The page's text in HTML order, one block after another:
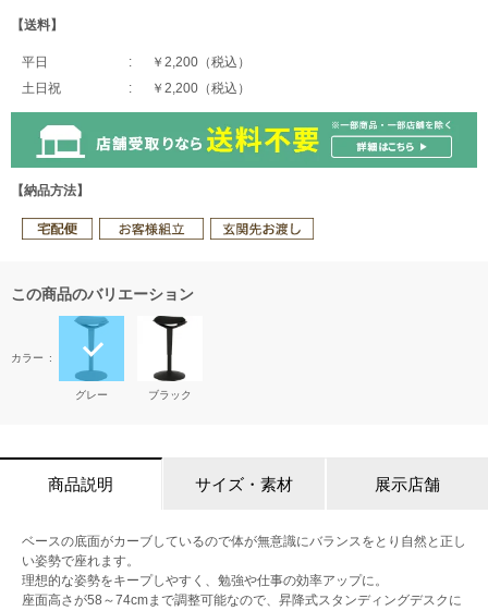
【送料】
平日
￥2,200（税込）
土日祝
￥2,200（税込）
【納品方法】
この商品のバリエーション
カラー
グレー ブラック
商品説明 サイズ・素材 展示店舗
ベースの底面がカーブしているので体が無意識にバランスをとり自然と正し
い姿勢で座れます。
理想的な姿勢をキープしやすく、勉強や仕事の効率アップに。
座面高さが58～74cmまで調整可能なので、昇降式スタンディングデスクに